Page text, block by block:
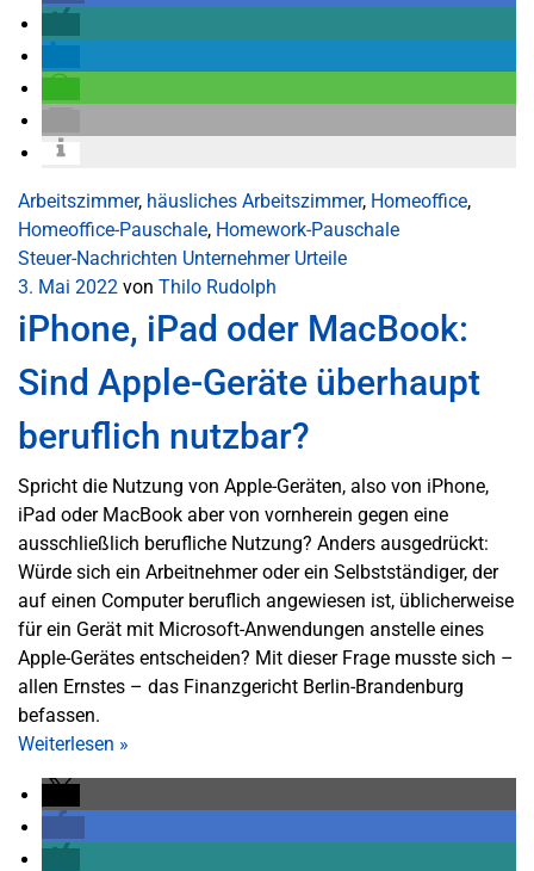
Arbeitszimmer, häusliches Arbeitszimmer, Homeoffice,
Homeoffice-Pauschale, Homework-Pauschale
Steuer-Nachrichten Unternehmer Urteile
3. Mai 2022 von Thilo Rudolph
iPhone, iPad oder MacBook:
Sind Apple-Geräte überhaupt
beruflich nutzbar?
Spricht die Nutzung von Apple-Geräten, also von iPhone,
iPad oder MacBook aber von vornherein gegen eine
ausschließlich berufliche Nutzung? Anders ausgedrückt:
Würde sich ein Arbeitnehmer oder ein Selbstständiger, der
auf einen Computer beruflich angewiesen ist, üblicherweise
für ein Gerät mit Microsoft-Anwendungen anstelle eines
Apple-Gerätes entscheiden? Mit dieser Frage musste sich –
allen Ernstes – das Finanzgericht Berlin-Brandenburg
befassen.
Weiterlesen »